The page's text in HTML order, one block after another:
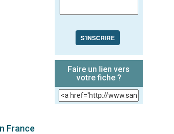
S'INSCRIRE
Faire un lien vers
votre fiche ?
France